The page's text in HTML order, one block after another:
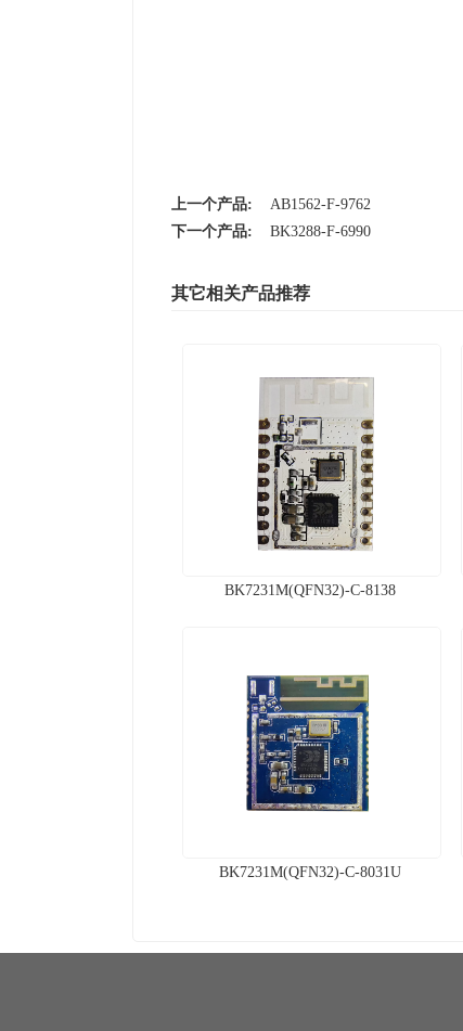
上一个产品:
AB1562-F-9762
下一个产品:
BK3288-F-6990
其它相关产品推荐
BK7231M(QFN32)-C-8138
BK7231M(QFN32)-C-8031U